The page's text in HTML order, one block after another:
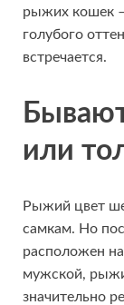
рыжих кошек
голубого
встречается.
или
Рыжий цвет
самкам. Но
расположен
мужской,
значительно